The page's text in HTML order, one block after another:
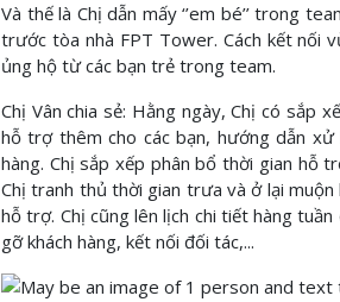
Và thế là Chị dẫn mấy ‘’em bé’’ trong
trước tòa nhà FPT Tower. Cách kết nối
ủng hộ từ các bạn trẻ trong team.
Chị Vân chia sẻ: Hằng ngày, Chị có sắp
hỗ trợ thêm cho các bạn, hướng dẫn xử
hàng. Chị sắp xếp phân bổ thời gian hỗ
Chị tranh thủ thời gian trưa và ở lại
hỗ trợ. Chị cũng lên lịch chi tiết hàng
gỡ khách hàng, kết nối đối tác,...